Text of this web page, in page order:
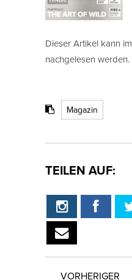
Dieser Artikel kann im
nachgelesen werden.
Magazin
TEILEN AUF:
VORHERIGER